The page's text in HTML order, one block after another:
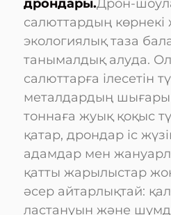
дрондары.Дрон-
салюттардың көрнекі
экологиялық таза
танымалдық алуда.
салюттарға ілесетін
металдардың
тоннаға жуық қоқыс
қатар, дрондар іс
адамдар мен
қатты жарылыстар
әсер айтарлықтай:
ластануын және